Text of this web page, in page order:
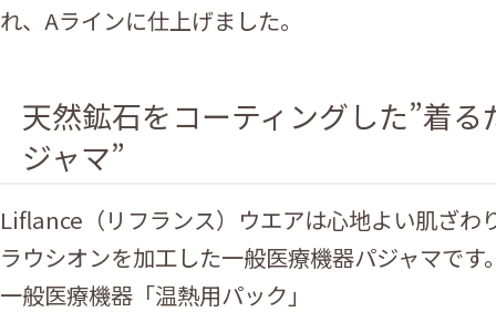
れ、Aラインに仕上げました。
天然鉱石をコーティングした”着
ジャマ”
Liflance（リフランス）ウエアは心地よい肌ざわ
ラウシオンを加工した一般医療機器パジャマです
一般医療機器「温熱用パック」